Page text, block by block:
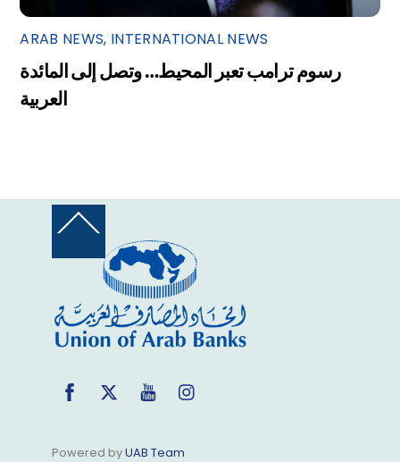
ARAB NEWS, INTERNATIONAL NEWS
رسوم ترامب تعبر المحيط… وتصل إلى المائدة
العربية
Back
Top
Facebook
Twitter YouTube
Powered byUAB Team